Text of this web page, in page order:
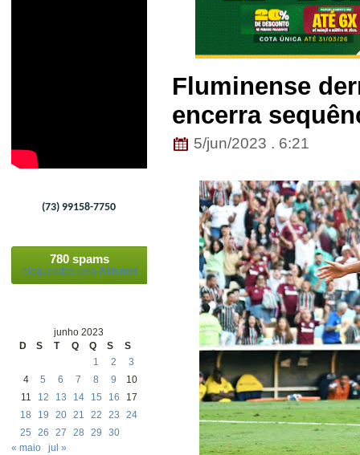
(73) 99158-7750
780 spams
bloqueados pelo Akismet
junho 2023
D
S T Q Q S
S
1
2
3
4
5 6 7 8 9
10
11
12 13 14 15 16
17
18
19 20 21 22 23
24
25
26 27 28 29
30
« maio
jul »
Fluminense
encerra
5/jun/2023 . 6:21